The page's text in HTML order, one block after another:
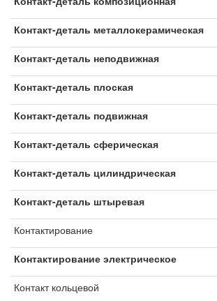
Контакт-деталь металлокерамическая
Контакт-деталь неподвижная
Контакт-деталь плоская
Контакт-деталь подвижная
Контакт-деталь сферическая
Контакт-деталь цилиндрическая
Контакт-деталь штыревая
Контактирование
Контактирование электрическое
Контакт кольцевой